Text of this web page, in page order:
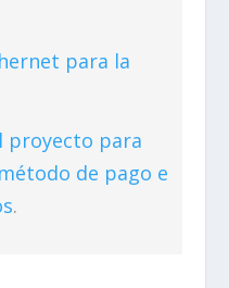
para la
proyecto para
de pago e
.